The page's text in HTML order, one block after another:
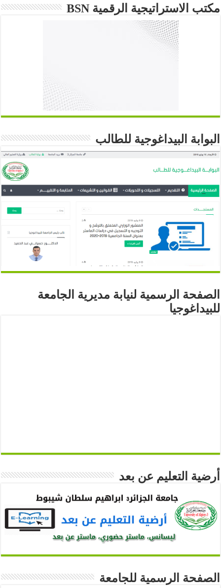
مكتب الاستراتيجية الرقمية BSN
البوابة البيداغوجية للطالب
الصفحة الرسمية لنيابة مديرية الجامعة
للبيداغوجيا
أرضية التعليم عن بعد
الصفحة الرسمية للجامعة